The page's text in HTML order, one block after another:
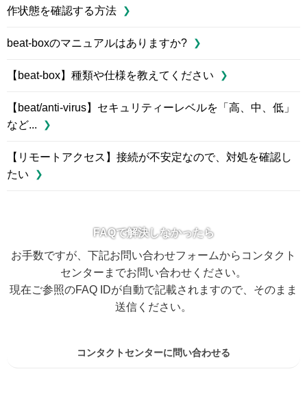
作状態を確認する方法
beat-boxのマニュアルはありますか?
【beat-box】種類や仕様を教えてください
【beat/anti-virus】セキュリティーレベルを「高、中、低」
など...
【リモートアクセス】接続が不安定なので、対処を確認し
たい
FAQで解決しなかったら
お手数ですが、下記お問い合わせフォームからコンタクト
センターまでお問い合わせください。
現在ご参照のFAQ IDが自動で記載されますので、そのまま
送信ください。
コンタクトセンターに問い合わせる